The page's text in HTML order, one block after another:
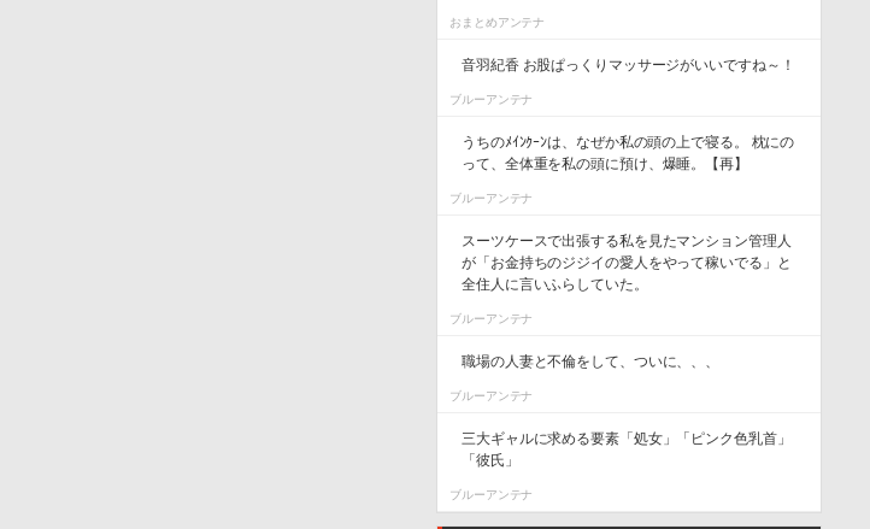
おまとめアンテナ
音羽紀香 お股ぱっくりマッサージがいいですね～！
ブルーアンテナ
うちのﾒｲﾝｸｰﾝは、なぜか私の頭の上で寝る。 枕にの
って、全体重を私の頭に預け、爆睡。【再】
ブルーアンテナ
スーツケースで出張する私を見たマンション管理人
が「お金持ちのジジイの愛人をやって稼いでる」と
全住人に言いふらしていた。
ブルーアンテナ
職場の人妻と不倫をして、ついに、、、
ブルーアンテナ
三大ギャルに求める要素「処女」「ピンク色乳首」
「彼氏」
ブルーアンテナ